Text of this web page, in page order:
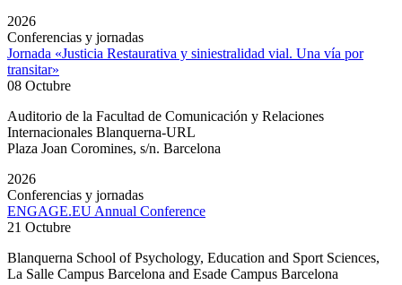
2026
Conferencias y jornadas
Jornada «Justicia Restaurativa y siniestralidad vial. Una vía por
transitar»
08 Octubre
Auditorio de la Facultad de Comunicación y Relaciones
Internacionales Blanquerna-URL
Plaza Joan Coromines, s/n. Barcelona
2026
Conferencias y jornadas
ENGAGE.EU Annual Conference
21 Octubre
Blanquerna School of Psychology, Education and Sport Sciences,
La Salle Campus Barcelona and Esade Campus Barcelona